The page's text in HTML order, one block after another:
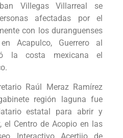
Villegas Villarreal se
afectadas por el
con los duranguenses
Acapulco, Guerrero al
la costa mexicana el
Raúl Meraz Ramírez
región laguna fue
estatal para abrir y
el Centro de Acopio en las